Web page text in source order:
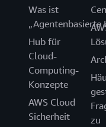
Was ist
„Agentenbasierte
Hub für
Cloud-
Computing-
Konzepte
AWS Cloud
Sicherheit
zu